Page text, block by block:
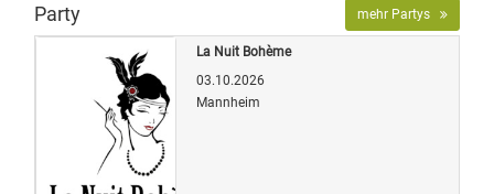
Party mehr Partys
La Nuit Bohème
03.10.2026
Mannheim